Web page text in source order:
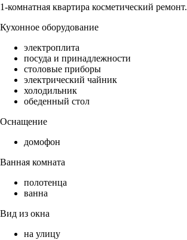
1-комнатная квартира косметический ремонт.
Кухонное оборудование
электроплита
посуда и принадлежности
столовые приборы
электрический чайник
холодильник
обеденный стол
Оснащение
домофон
Ванная комната
полотенца
ванна
Вид из окна
на улицу